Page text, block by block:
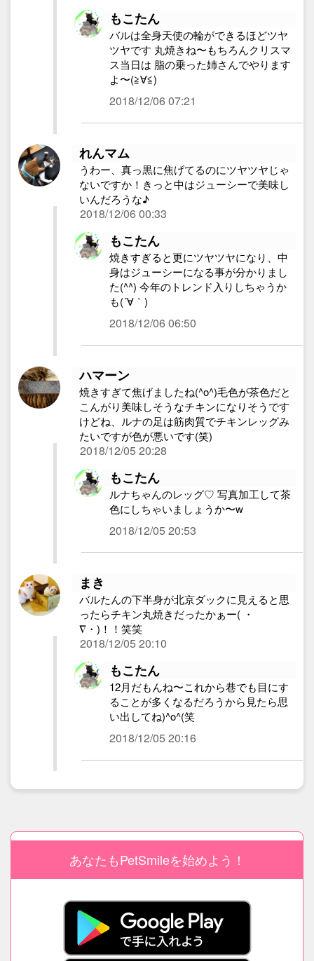
もこたん
バルは全身天使の輪ができるほどツヤ
ツヤです 丸焼きね〜もちろんクリスマ
ス当日は 脂の乗った姉さんでやります
よ〜(≧∀≦)
2018/12/06 07:21
れんマム
うわー、真っ黒に焦げてるのにツヤツヤじゃ
ないですか！きっと中はジューシーで美味し
いんだろうな♪
2018/12/06 00:33
もこたん
焼きすぎると更にツヤツヤになり、中
身はジューシーになる事が分かりまし
た(^^) 今年のトレンド入りしちゃうか
も(´∀｀)
2018/12/06 06:50
ハマーン
焼きすぎて焦げましたね(^o^)毛色が茶色だと
こんがり美味しそうなチキンになりそうです
けどね、ルナの足は筋肉質でチキンレッグみ
たいですが色が悪いです(笑)
2018/12/05 20:28
もこたん
ルナちゃんのレッグ♡ 写真加工して茶
色にしちゃいましょうか〜w
2018/12/05 20:53
まき
バルたんの下半身が北京ダックに見えると思
ったらチキン丸焼きだったかぁー( ・
∇・)！！笑笑
2018/12/05 20:10
もこたん
12月だもんね〜これから巷でも目にす
ることが多くなるだろうから見たら思
い出してね)^o^(笑
2018/12/05 20:16
あなたもPetSmileを始めよう！